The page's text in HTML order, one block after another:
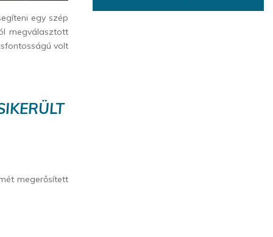
egy szép
megválasztott
volt
megerősített